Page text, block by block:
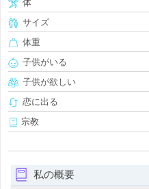
サイズ
体重
子供がいる
子供が欲しい
恋に出る
宗教
私の概要